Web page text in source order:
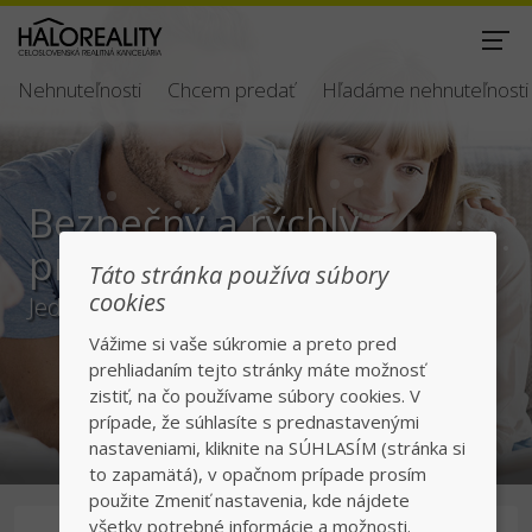
Nehnuteľnosti Chcem predať Hľadáme nehnuteľnosti
Bezpečný a rýchly
predaj/kúpa
Jednotka v realitách na slovenskom trhu
Táto stránka používa súbory
cookies
Vážime si vaše súkromie a preto pred
prehliadaním tejto stránky máte možnosť
zistiť, na čo používame súbory cookies. V
prípade, že súhlasíte s prednastavenými
nastaveniami, kliknite na SÚHLASÍM (stránka si
to zapamätá), v opačnom prípade prosím
použite Zmeniť nastavenia, kde nájdete
všetky potrebné informácie a možnosti.